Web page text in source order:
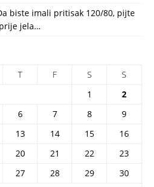
biste imali pritisak 120/80, pijte
jela…
T F S
S
1
2
6 7 8
9
13 14 15
16
20 21 22
23
27 28 29
30